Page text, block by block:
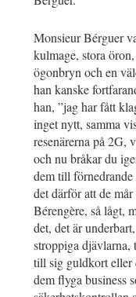
Monsieur Bérguer
kulmage, stora
ögonbryn och en
han kanske
han, ”jag har fått
inget nytt, samma
resenärerna på 2G,
och nu bråkar du
dem till
det därför att de
Bérengère, så lågt,
det, det är
stroppiga djävlarna,
till sig guldkort eller
dem flyga business